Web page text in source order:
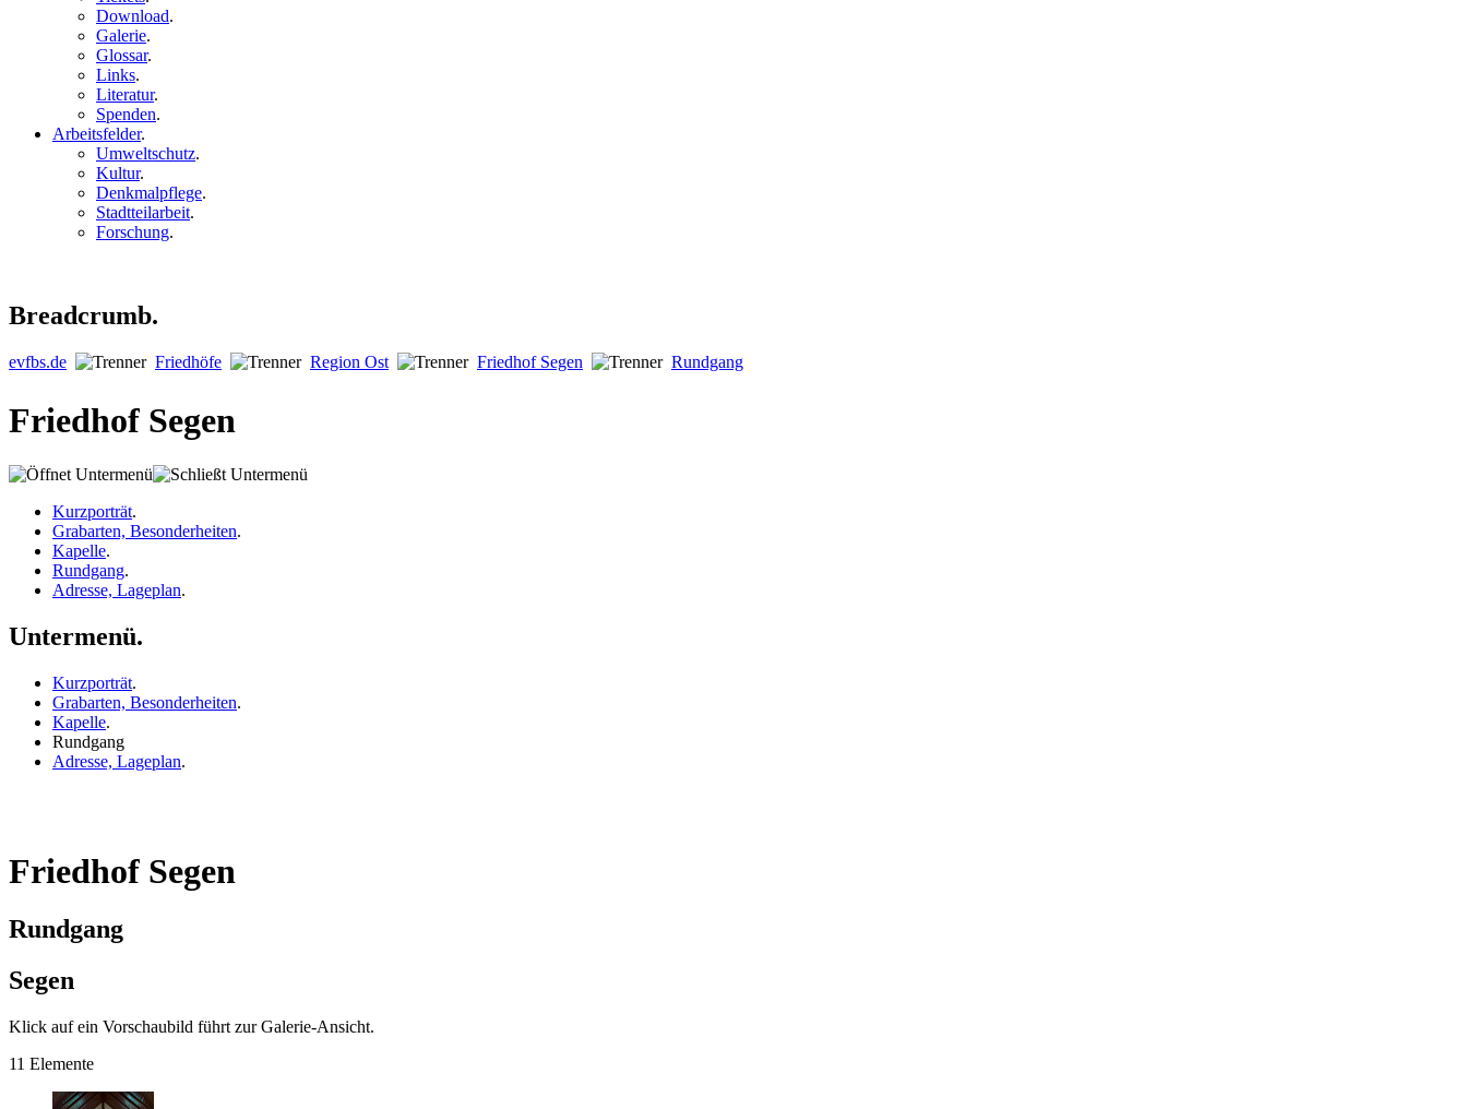
Download.
Galerie.
Glossar.
Links.
Literatur.
Spenden.
Arbeitsfelder.
Umweltschutz.
Kultur.
Denkmalpflege.
Stadtteilarbeit.
Forschung.
Breadcrumb.
evfbs.de Friedhöfe Region Ost Friedhof Segen Rundgang
Friedhof Segen
Kurzporträt.
Grabarten, Besonderheiten.
Kapelle.
Rundgang.
Adresse, Lageplan.
Untermenü.
Kurzporträt.
Grabarten, Besonderheiten.
Kapelle.
Rundgang
Adresse, Lageplan.
Friedhof Segen
Rundgang
Segen
Klick auf ein Vorschaubild führt zur Galerie-Ansicht.
11 Elemente